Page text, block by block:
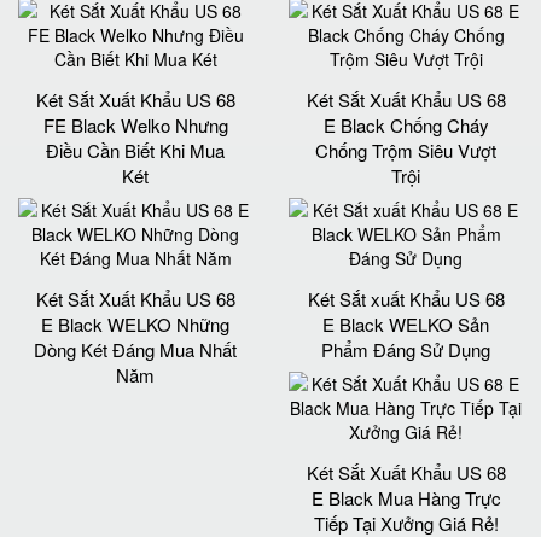
Két Sắt Xuất Khẩu US 68
FE Black Welko Nhưng
Điều Cần Biết Khi Mua
Két
Két Sắt Xuất Khẩu US 68
E Black Chống Cháy
Chống Trộm Siêu Vượt
Trội
Két Sắt Xuất Khẩu US 68
E Black WELKO Những
Dòng Két Đáng Mua Nhất
Năm
Két Sắt xuất Khẩu US 68
E Black WELKO Sản
Phẩm Đáng Sử Dụng
Két Sắt Xuất Khẩu US 68
E Black Mua Hàng Trực
Tiếp Tại Xưởng Giá Rẻ!